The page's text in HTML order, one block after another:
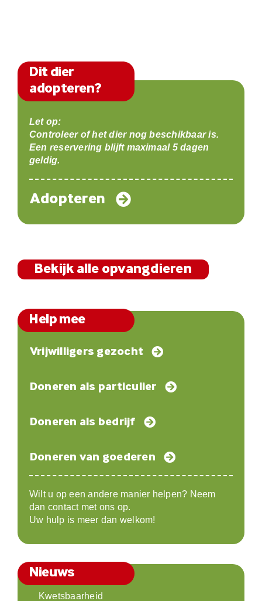
Dit dier
adopteren?
Let op:
Controleer of het dier nog beschikbaar is.
Een reservering blijft maximaal 5 dagen
geldig.
Adopteren
Bekijk alle opvangdieren
Help mee
Vrijwilligers gezocht
Doneren als particulier
Doneren als bedrijf
Doneren van goederen
Wilt u op een andere manier helpen? Neem
dan contact met ons op.
Uw hulp is meer dan welkom!
Nieuws
Kwetsbaarheid